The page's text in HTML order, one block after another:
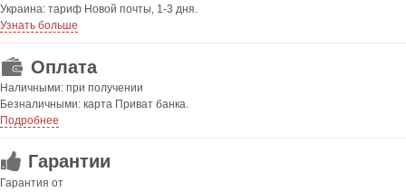
Украина: тариф Новой почты, 1-3 дня.
Узнать больше
Оплата
Наличными: при получении
Безналичными: карта Приват банка.
Подробнее
Гарантии
Гарантия от